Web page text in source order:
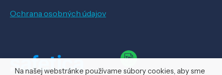
Ochrana osobných údajov
Na našej webstránke používame súbory cookies, aby sme